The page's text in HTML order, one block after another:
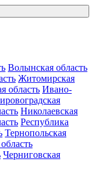
Волынская область
Житомирская
область Ивано-
Николаевская
Республика
Тернопольская
Черниговская